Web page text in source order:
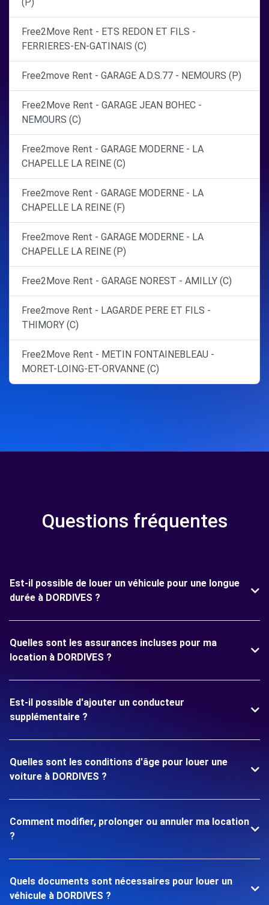
Free2Move Rent - ETS REDON ET FILS -
FERRIERES-EN-GATINAIS (C)
Free2move Rent - GARAGE A.D.S.77 - NEMOURS (P)
Free2Move Rent - GARAGE JEAN BOHEC -
NEMOURS (C)
Free2move Rent - GARAGE MODERNE - LA
CHAPELLE LA REINE (C)
Free2move Rent - GARAGE MODERNE - LA
CHAPELLE LA REINE (F)
Free2move Rent - GARAGE MODERNE - LA
CHAPELLE LA REINE (P)
Free2Move Rent - GARAGE NOREST - AMILLY (C)
Free2move Rent - LAGARDE PERE ET FILS -
THIMORY (C)
Free2Move Rent - METIN FONTAINEBLEAU -
MORET-LOING-ET-ORVANNE (C)
Questions fréquentes
Est-il possible de louer un véhicule pour une longue
durée à DORDIVES ?
Quelles sont les assurances incluses pour ma
location à DORDIVES ?
Est-il possible d'ajouter un conducteur
supplémentaire ?
Quelles sont les conditions d'âge pour louer une
voiture à DORDIVES ?
Comment modifier, prolonger ou annuler ma location
?
Quels documents sont nécessaires pour louer un
véhicule à DORDIVES ?